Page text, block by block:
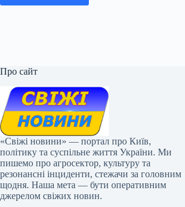
Про сайт
«Свіжі новини» — портал про Київ,
політику та суспільне життя України. Ми
пишемо про агросектор, культуру та
резонансні інциденти, стежачи за головним
щодня. Наша мета — бути оперативним
джерелом свіжих новин.